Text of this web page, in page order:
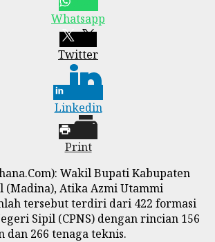
Whatsapp
Twitter
Linkedin
Print
Wakil Bupati Kabupaten
(Madina), Atika Azmi Utammi
tersebut terdiri dari 422 formasi
Sipil (CPNS) dengan rincian 156
dan 266 tenaga teknis.